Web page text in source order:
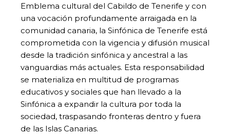
Emblema cultural del Cabildo de Tenerife y con
una vocación profundamente arraigada en la
comunidad canaria, la Sinfónica de Tenerife está
comprometida con la vigencia y difusión musical
desde la tradición sinfónica y ancestral a las
vanguardias más actuales. Esta responsabilidad
se materializa en multitud de programas
educativos y sociales que han llevado a la
Sinfónica a expandir la cultura por toda la
sociedad, traspasando fronteras dentro y fuera
de las Islas Canarias.